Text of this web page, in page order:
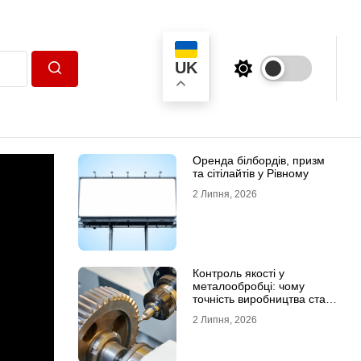
UK
Оренда білбордів, призм
та сітілайтів у Рівному
2 Липня, 2026
Контроль якості у
металообробці: чому
точність виробництва стає
перевагою
2 Липня, 2026